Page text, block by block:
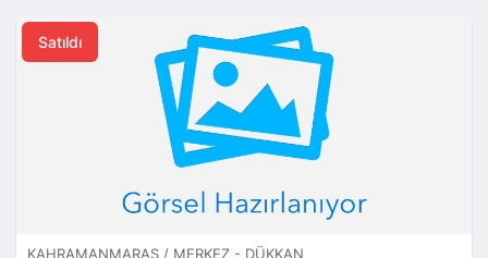
Satıldı
KAHRAMANMARAŞ / MERKEZ - DÜKKAN